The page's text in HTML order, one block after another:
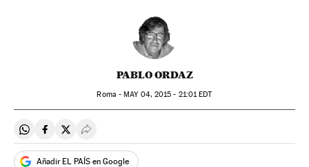
PABLO ORDAZ
Roma -MAY04, 2015 - 21:01EDT
Compartir en Whatsapp
Compartir en Facebook
Compartir en Twitter
Desplegar Redes Sociales
Añadir EL PAÍS en Google